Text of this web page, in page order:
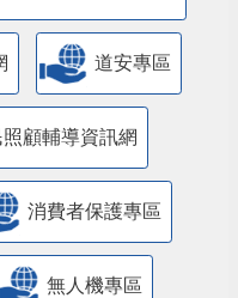
道安專區
顧輔導資訊網
消費者保護專區
無人機專區